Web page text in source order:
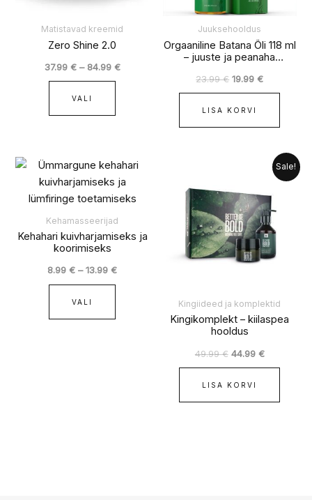
Matistavad kreemid
Zero Shine 2.0
37.99 € – 84.99 €
VALI
tootelehel.
Juuksehooldus
Orgaaniline Batana Õli 118 ml
– juuste ja peanaha
23.99€ 19.99€
LISA KORVI
Kehamasseerijad
Kehahari kuivharjamiseks ja
koorimiseks
8.99€ – 13.99€
Hinnavahemik:
kuni
13.99 €
VALI
Sellel
tootel
on
mitu
varianti.
saab
teha
Sale!
Kingiideed ja komplektid
Kingikomplekt – kiilaspea
hooldus
49.99€
49.99 €.
44.99 €
Praegune
hind
44.99 €.
LISA KORVI